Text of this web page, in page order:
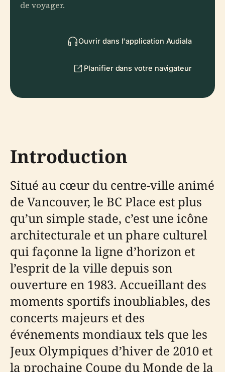
de voyager.
Ouvrir dans l'application Audiala
Planifier dans votre navigateur
Introduction
Situé au cœur du centre-ville animé
de Vancouver, le BC Place est plus
qu’un simple stade, c’est une icône
architecturale et un phare culturel
qui façonne la ligne d’horizon et
l’esprit de la ville depuis son
ouverture en 1983. Accueillant des
moments sportifs inoubliables, des
concerts majeurs et des
événements mondiaux tels que les
Jeux Olympiques d’hiver de 2010 et
la prochaine Coupe du Monde de la